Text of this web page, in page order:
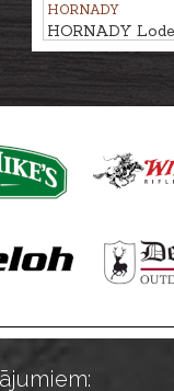
HORNADY
HORNADY
TIP MATCH